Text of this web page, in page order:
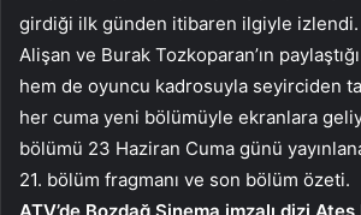
girdiği ilk günden itibaren ilgiyle
Alişan ve Burak Tozkoparan’ın
hem de oyuncu kadrosuyla seyirciden
her cuma yeni bölümüyle ekranlara
bölümü 23 Haziran Cuma günü
21. bölüm fragmanı ve son bölüm özeti.
ATV’de Bozdağ Sinema imzalı dizi